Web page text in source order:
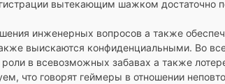
вытекающим шажком достаточно
инженерных вопросов а также
выискаются конфиденциальными. Во
в всевозможных забавах а также
что говорят геймеры в отношении